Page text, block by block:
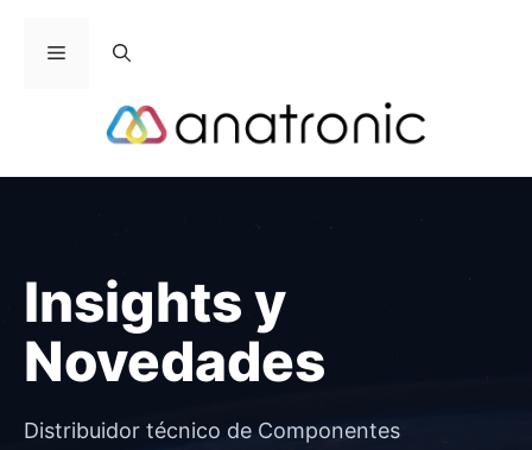
Menú
Insights y
Novedades
Distribuidor técnico de Componentes